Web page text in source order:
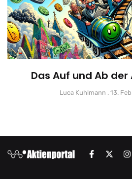
Das Auf und Ab
Luca Kuhlmann 13.